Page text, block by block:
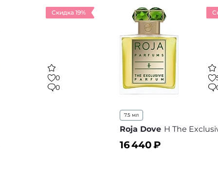
Скидка 19%
0
0
7.5 мл
Roja Dove H The
16 440₽